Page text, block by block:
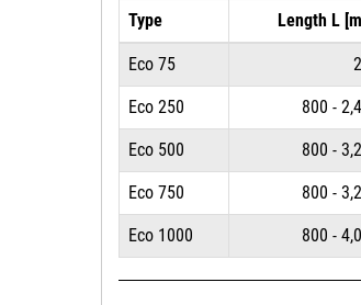
Type Length L
Eco 75
Eco 250 800 -
Eco 500 800 -
Eco 750 800 -
Eco 1000 800 -